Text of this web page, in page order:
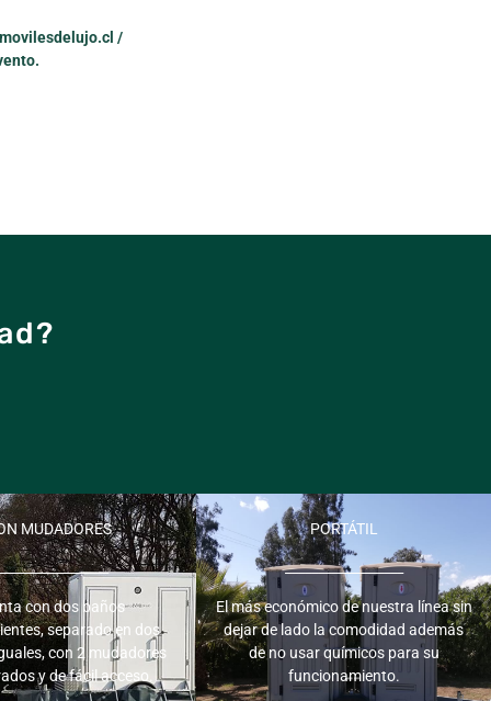
/
MUDADORES
con dos baños
separado en dos
con 2 mudadores
y de fácil acceso.
PORTÁTIL
__________________
El más económico de nuestra línea sin
dejar de lado la comodidad además
de no usar químicos para su
funcionamiento.